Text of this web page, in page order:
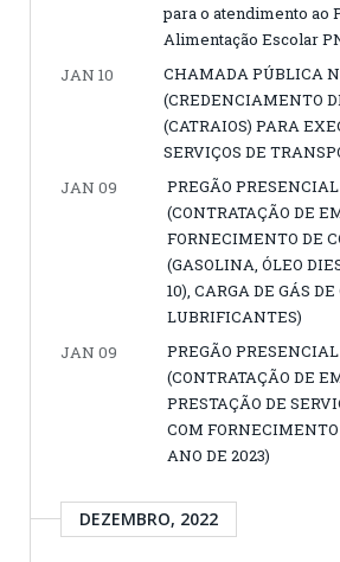
para o atendimento ao
Alimentação Escolar
JAN 10
CHAMADA PÚBLICA
(CREDENCIAMENTO
(CATRAIOS) PARA
SERVIÇOS DE
JAN 09
PREGÃO
(CONTRATAÇÃO DE
FORNECIMENTO DE
(GASOLINA, ÓLEO
10), CARGA DE GÁS
LUBRIFICANTES)
JAN 09
PREGÃO
(CONTRATAÇÃO DE
PRESTAÇÃO DE
COM
ANO DE 2023)
DEZEMBRO, 2022